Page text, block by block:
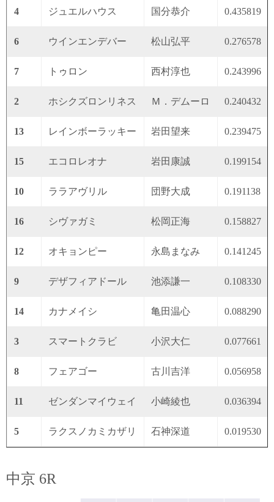
4 ジュエルハウス 国分恭介 0.435819
6 ウインエンデバー 松山弘平 0.276578
7 トゥロン 西村淳也 0.243996
2 ホシクズロンリネス Ｍ．デムーロ 0.240432
13 レインボーラッキー 岩田望来 0.239475
15 エコロレオナ 岩田康誠 0.199154
10 ララアヴリル 団野大成 0.191138
16 シヴァガミ 松岡正海 0.158827
12 オキョンピー 永島まなみ 0.141245
9 デザフィアドール 池添謙一 0.108330
14 カナメイシ 亀田温心 0.088290
3 スマートクラビ 小沢大仁 0.077661
8 フェアゴー 古川吉洋 0.056958
11 ゼンダンマイウェイ 小崎綾也 0.036394
5 ラクスノカミカザリ 石神深道 0.019530
中京 6R